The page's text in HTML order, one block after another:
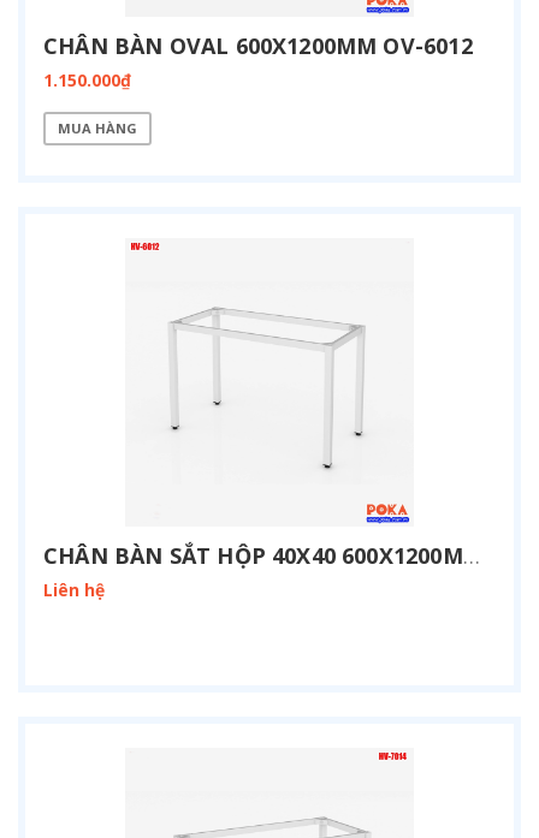
CHÂN BÀN OVAL 600X1200MM OV-6012
1.150.000₫
MUA HÀNG
CHÂN BÀN SẮT HỘP 40X40 600X1200MM HV-6012
Liên hệ